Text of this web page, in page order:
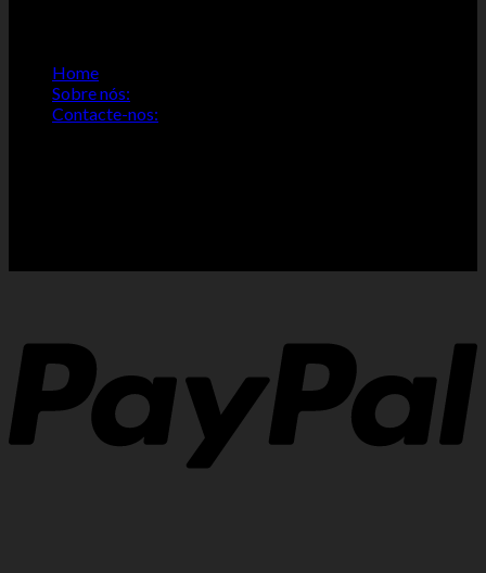
Home
Sobre nós:
Contacte-nos: